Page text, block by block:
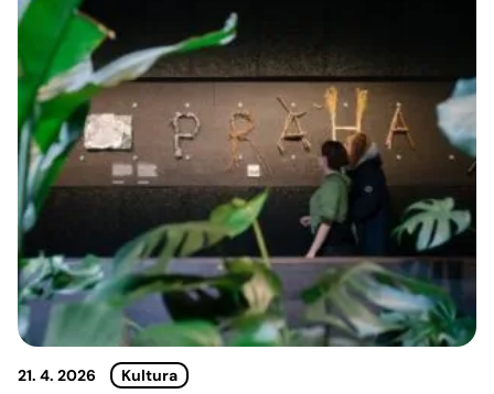
21. 4. 2026 Kultura